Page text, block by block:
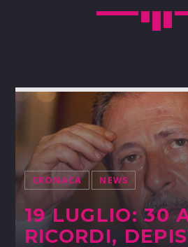
CRONACA NEWS
19 LUGLIO: 30
RICORDI,